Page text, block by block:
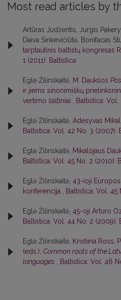
Most read articles by
Artūras Judžentis, Jurgis
Daiva Sinkevičiūtė, Bonifacas
tarptautinis baltistų kongresas
1 (2011): Baltistica
Eglė Žilinskaitė, M. Daukšos
ir jiems sinonimiškų
vertimo šaltiniai
Baltistica:
Eglė Žilinskaitė, Adesyvas
Baltistica: Vol. 42 No. 3 (2007):
Eglė Žilinskaitė, Mikalojaus
Baltistica: Vol. 45 No. 2 (2010):
Eglė Žilinskaitė, 43-ioji
konferencija
Baltistica: Vol. 45
Eglė Žilinskaitė, 45-oji Arturo
Baltistica: Vol. 44 No. 2 (2009):
Eglė Žilinskaitė, Kristiina Ross,
(eds.), Common roots of the
languages
Baltistica: Vol. 46